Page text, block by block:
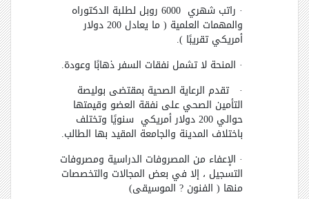
· راتب شهري 6000 روبل لطلبة الدكتوراه
والمهمات العلمية ( ما يعادل 200 دولار
أمريكي تقريبًا ).
· المنحة لا تشمل نفقات السفر ذهابًا وعودة.
· تقدم الرعاية الصحية بمقتضى بوليصة
التأمين الصحي على نفقة العضو وقيمتها
حوالي 200 دولار أمريكي سنويًا وتختلف
باختلاف المدينة والجامعة المقيد بها الطالب.
· الإعفاء من المصروفات الدراسية ومصروفات
التسجيل ، إلا في بعض المجالات والتخصصات
منها ( الفنون ? الموسيقى)